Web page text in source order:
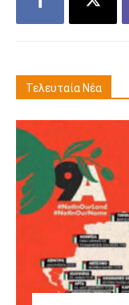
Τελευταία Νέα